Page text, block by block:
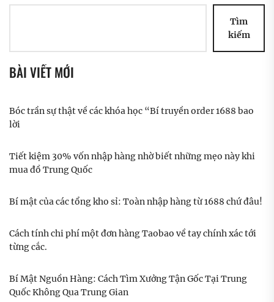
Tìm
kiếm
BÀI VIẾT MỚI
Bóc trần sự thật về các khóa học “Bí truyền order 1688 bao
lời
Tiết kiệm 30% vốn nhập hàng nhờ biết những mẹo này khi
mua đồ Trung Quốc
Bí mật của các tổng kho sỉ: Toàn nhập hàng từ 1688 chứ đâu!
Cách tính chi phí một đơn hàng Taobao về tay chính xác tới
từng cắc.
Bí Mật Nguồn Hàng: Cách Tìm Xưởng Tận Gốc Tại Trung
Quốc Không Qua Trung Gian